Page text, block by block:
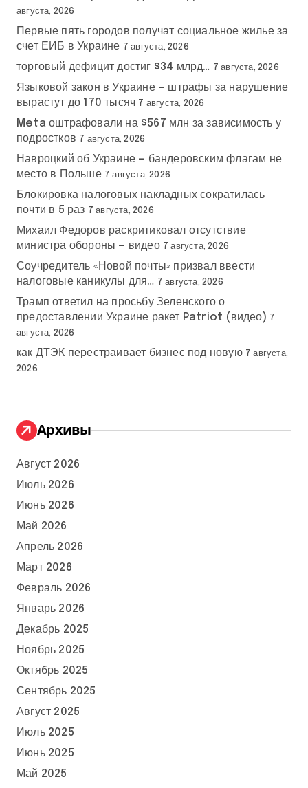
августа, 2026
Первые пять городов получат социальное жилье за
счет ЕИБ в Украине 7 августа, 2026
торговый дефицит достиг $34 млрд… 7 августа, 2026
Языковой закон в Украине — штрафы за нарушение
вырастут до 170 тысяч 7 августа, 2026
Meta оштрафовали на $567 млн за зависимость у
подростков 7 августа, 2026
Навроцкий об Украине — бандеровским флагам не
место в Польше 7 августа, 2026
Блокировка налоговых накладных сократилась
почти в 5 раз 7 августа, 2026
Михаил Федоров раскритиковал отсутствие
министра обороны — видео 7 августа, 2026
Соучредитель «Новой почты» призвал ввести
налоговые каникулы для…
7 августа, 2026
Трамп ответил на просьбу Зеленского о
предоставлении Украине ракет Patriot (видео) 7
августа, 2026
как ДТЭК перестраивает бизнес под новую 7 августа,
2026
Архивы
Август 2026
Июль 2026
Июнь 2026
Май 2026
Апрель 2026
Март 2026
Февраль 2026
Январь 2026
Декабрь 2025
Ноябрь 2025
Октябрь 2025
Сентябрь 2025
Август 2025
Июль 2025
Июнь 2025
Май 2025